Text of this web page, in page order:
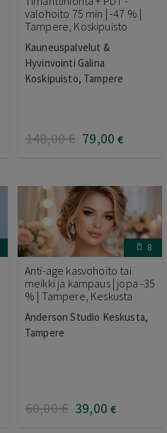
valohoito 75 min | -47 % |
Tampere, Koskipuisto
Kauneuspalvelut &
Hyvinvointi Galina
Koskipuisto, Tampere
148,00€ 79,00 €
8
Anti-age kasvohoito tai
meikki ja kampaus | jopa -35
% | Tampere, Keskusta
Anderson Studio Keskusta,
Tampere
60,00€ 39,00 €